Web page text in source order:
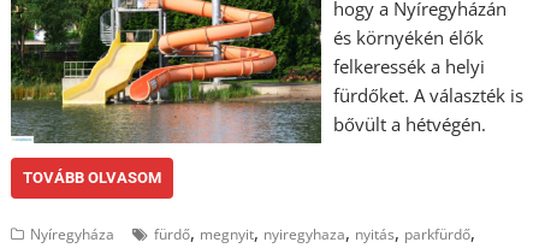
hogy a Nyíregyházán
és környékén élők
felkeressék a helyi
fürdőket. A választék is
bővült a hétvégén.
TOVÁBB OLVASOM
Nyíregyháza fürdő, megnyit, nyiregyhaza, nyitás, parkfürdő,